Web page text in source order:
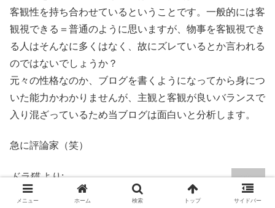
客観性を持ち合わせているということです。一般的には客
観視できる＝普通のように思いますが、物事を客観視でき
る人はそんなに多くはなく、故にズレているとか言われる
のではないでしょうか？
元々の性格なのか、ブログを書くようになってから身につ
いた能力かわかりませんが、主観と客観が良いバランスで
入り混ざっているため当ブログは面白いと分析します。
急に評論家（笑）
ドラ猫 より:
2018年5月8日 20:51
メニュー ホーム 検索 トップ サイドバー